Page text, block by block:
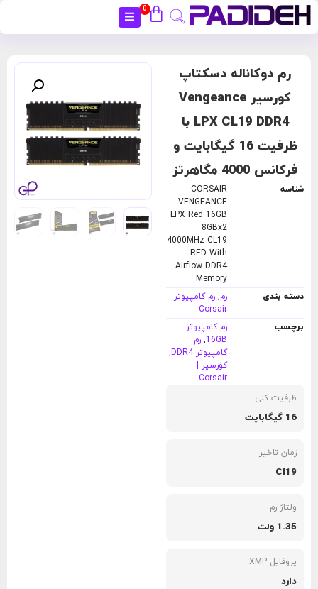
0
رم دوکاناله دسکتاپ
کورسیر Vengeance
LPX CL19 DDR4 با
ظرفیت 16 گیگابایت و
فرکانس 4000 مگاهرتز
شناسه
CORSAIR
VENGEANCE
LPX Red 16GB
8GBx2
4000MHz CL19
RED With
Airflow DDR4
Memory
دسته بندی
رم, رم کامپیوتر
Corsair
برچسب
رم کامپیوتر
16GB
, رم
کامپیوتر DDR4
,
کورسیر |
Corsair
ظرفیت کلی
16 گيگابايت
زمان تاخیر
Cl19
ولتاژ رم
1.35 ولت
پروفایل XMP
دارد